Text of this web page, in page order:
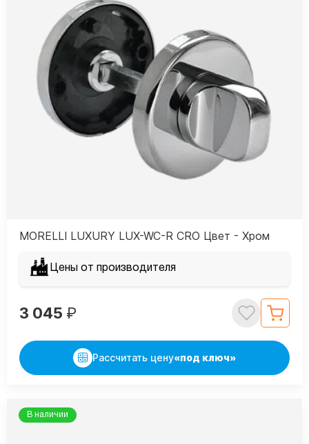
MORELLI LUXURY LUX-WC-R CRO Цвет - Хром
Цены от производителя
3 045 ₽
Рассчитать цену«под ключ»
В наличии